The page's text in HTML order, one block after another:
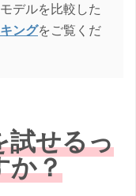
デルを比較した
ングをご覧くだ
試せるっ
か？